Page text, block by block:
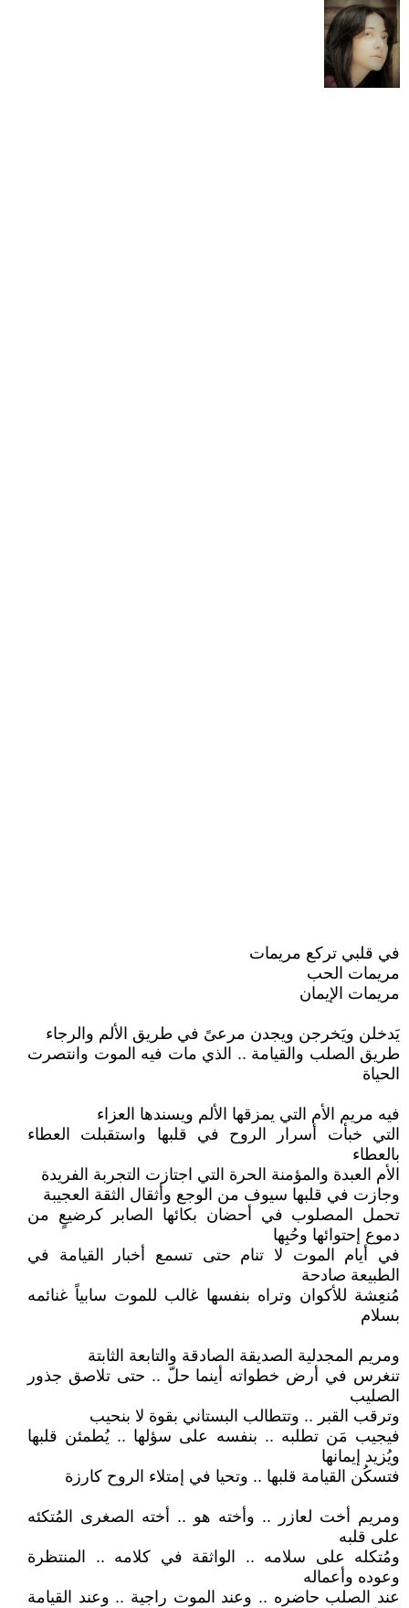
في قلبي تركع مريمات
مريمات الحب
مريمات الإيمان
يَدخلن ويَخرجن ويجدن مرعىً في طريق الألم والرجاء
طريق الصلب والقيامة .. الذي مات فيه الموت وانتصرت
الحياة
فيه مريم الأم التي يمزقها الألم ويسندها العزاء
التي خبأت أسرار الروح في قلبها واستقبلت العطاء
بالعطاء
الأم العبدة والمؤمنة الحرة التي اجتازت التجربة الفريدة
وجازت في قلبها سيوف من الوجع وأثقال الثقة العجيبة
تحمل المصلوب في أحضان بكائها الصابر كرضيعٍ من
دموع إحتوائها وحُبِها
في أيام الموت لا تنام حتى تسمع أخبار القيامة في
الطبيعة صادحة
مُنعِشة للأكوان وتراه بنفسها غالب للموت سابياً غنائمه
بسلام
ومريم المجدلية الصديقة الصادقة والتابعة الثابتة
تنغرس في أرض خطواته أينما حلّ .. حتى تلاصق جذور
الصليب
وترقب القبر .. وتتطالب البستاني بقوة لا بنحيب
فيجيب مَن تطلبه .. بنفسه على سؤلها .. يُطمئن قلبها
ويُزيد إيمانها
فتسكُن القيامة قلبها .. وتحيا في إمتلاء الروح كارزة
ومريم أخت لعازر .. وأخته هو .. أخته الصغرى المُتكئه
على قلبه
ومُتكله على سلامه .. الواثقة في كلامه .. المنتظرة
وعوده وأعماله
عند الصلب حاضره .. وعند الموت راجية .. وعند القيامة